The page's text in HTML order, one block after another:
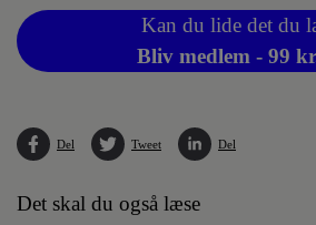
Kan du lide det du
Bliv medlem - 99
Del Tweet Del
Det skal du også læse